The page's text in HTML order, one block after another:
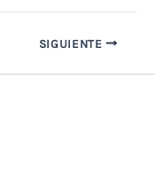
SIGUIENTE